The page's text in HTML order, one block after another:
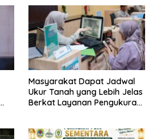
Masyarakat Dapat Jadwal
Ukur Tanah yang Lebih Jelas
Berkat Layanan Pengukuran